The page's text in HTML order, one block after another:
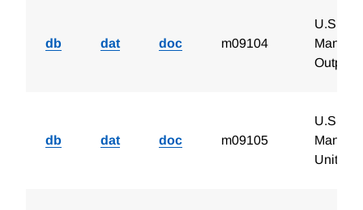
db dat doc m09104
U.S.
Output
db dat doc m09105
U.S.
Unit Of